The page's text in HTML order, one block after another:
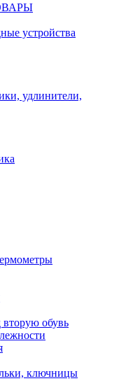
устройства
удлинители,
обувь
ключницы